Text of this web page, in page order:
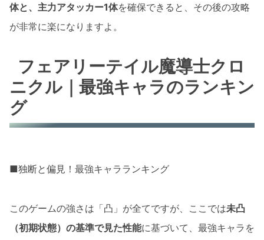
体と、主力アタッカー1体を確保できると、その後の攻略
が非常に楽になりますよ。
フェアリーテイル魔導士クロ
ニクル｜最強キャラのランキン
グ
■独断と偏見！最強キャラランキング
このゲームの強さは「凸」が全てですが、ここでは未凸
（初期状態）の基準で見た性能に基づいて、最強キャラを